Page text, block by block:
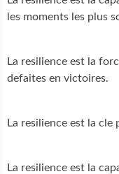
les moments les plus
La resilience est la
defaites en victoires.
La resilience est la
La resilience est la